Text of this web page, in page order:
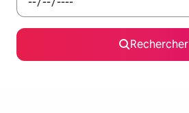
Rechercher